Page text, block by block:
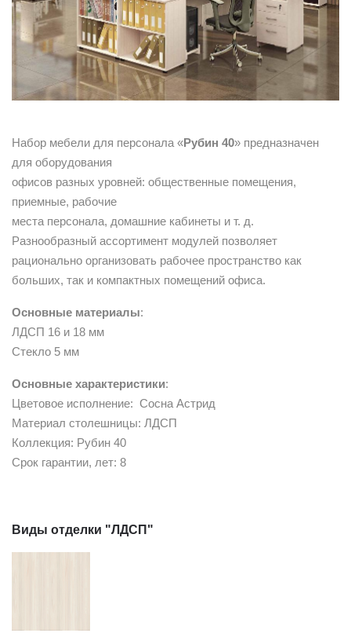
Набор мебели для персонала «Рубин 40» предназначен
для оборудования
офисов разных уровней: общественные помещения,
приемные, рабочие
места персонала, домашние кабинеты и т. д.
Разнообразный ассортимент модулей позволяет
рационально организовать рабочее пространство как
больших, так и компактных помещений офиса.
Основные материалы:
ЛДСП 16 и 18 мм
Стекло 5 мм
Основные характеристики:
Цветовое исполнение: Сосна Астрид
Материал столешницы: ЛДСП
Коллекция: Рубин 40
Срок гарантии, лет: 8
Виды отделки "ЛДСП"